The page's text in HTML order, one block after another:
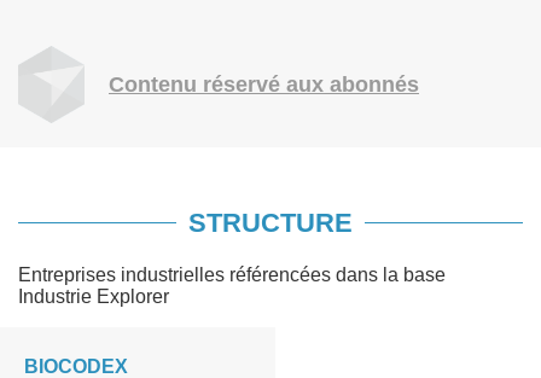
Contenu réservé aux abonnés
STRUCTURE
Entreprises industrielles référencées dans la base
Industrie Explorer
BIOCODEX